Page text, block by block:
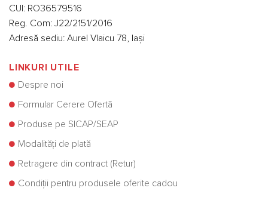
CUI: RO36579516
Reg. Com: J22/2151/2016
Adresă sediu: Aurel Vlaicu 78, Iași
LINKURI UTILE
Despre noi
Formular Cerere Ofertă
Produse pe SICAP/SEAP
Modalități de plată
Retragere din contract (Retur)
Condiții pentru produsele oferite cadou